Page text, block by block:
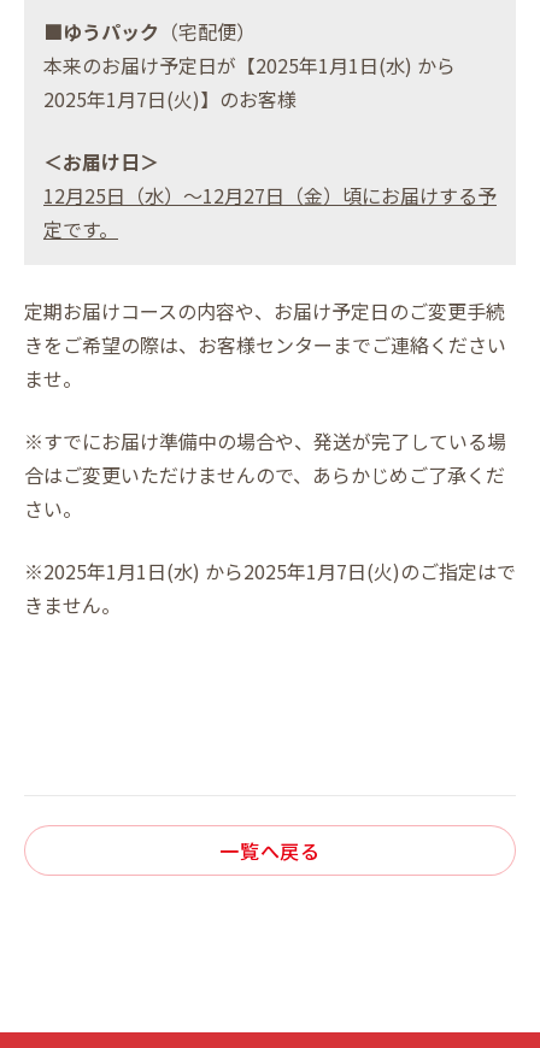
■ゆうパック （宅配便）
本来のお届け予定日が【2025年1月1日(水) から
2025年1月7日(火)】のお客様
＜お届け日＞
12月25日（水）～12月27日（金）頃にお届けする予
定です。
定期お届けコースの内容や、お届け予定日のご変更手続
きをご希望の際は、お客様センターまでご連絡ください
ませ。
※すでにお届け準備中の場合や、発送が完了している場
合はご変更いただけませんので、あらかじめご了承くだ
さい。
※2025年1月1日(水) から2025年1月7日(火)のご指定はで
きません。
一覧へ戻る